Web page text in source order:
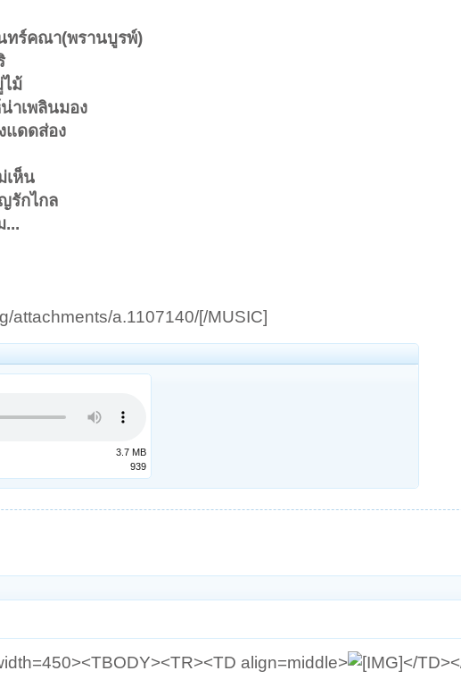
ทร์คณา(พรานบูรพ์)
ไม้
าเพลินมอง
แดดส่อง
เห็น
รักไกล
...
attachments/a.1107140/[/MUSIC]
3.7 MB
939
align=middle>
</